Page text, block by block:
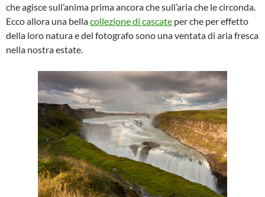
che agisce sull’anima prima ancora che sull’aria che le circonda.
Ecco allora una bellacollezione di cascate per che per effetto
della loro natura e del fotografo sono una ventata di aria fresca
nella nostra estate.